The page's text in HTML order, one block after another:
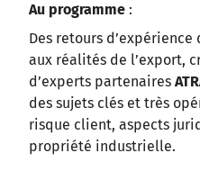
Au programme :
Des retours
aux réalités de l’export,
d’experts partenaires
des sujets clés et très
risque client, aspects
propriété industrielle.